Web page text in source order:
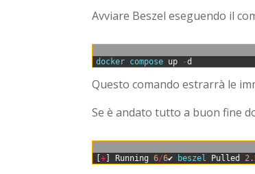
Avviare Beszel eseguendo il
docker compose up -d
Questo comando estrarrà le
Se è andato tutto a buon fine
[+ Running 6/6✔ beszel Pulled